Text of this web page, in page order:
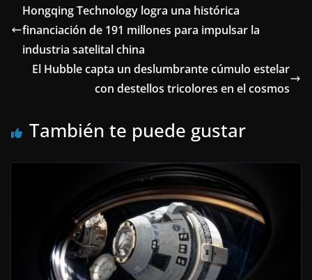
Hongqing Technology logra una histórica
financiación de 191 millones para impulsar la
industria satelital china
El Hubble capta un deslumbrante cúmulo estelar
con destellos tricolores en el cosmos
También te puede gustar